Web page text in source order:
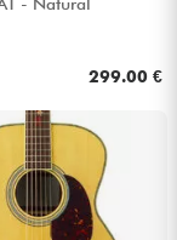
299.00 €